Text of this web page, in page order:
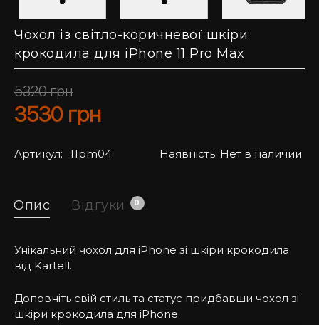
Чохол із світло-коричневої шкіри
крокодила для iPhone 11 Pro Max
5320грн
3530 грн
Артикул: 11pm04 Наявність: Нет в наличии
Опис Відгуки 0
Унікальний чохол для iPhone зі шкіри крокодила
від Kartell.
Доповніть свій стиль та статус придбавши чохол зі
шкіри крокодила для iPhone.